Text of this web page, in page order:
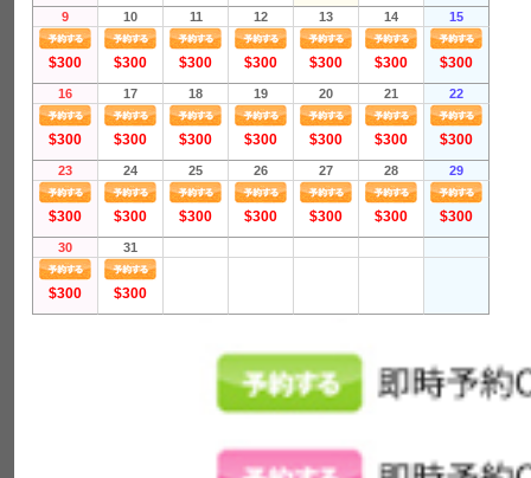
9 10 11 12 13 14 15
$300 $300 $300 $300 $300 $300 $300
16 17 18 19 20 21 22
$300 $300 $300 $300 $300 $300 $300
23 24 25 26 27 28 29
$300 $300 $300 $300 $300 $300 $300
30 31
$300 $300